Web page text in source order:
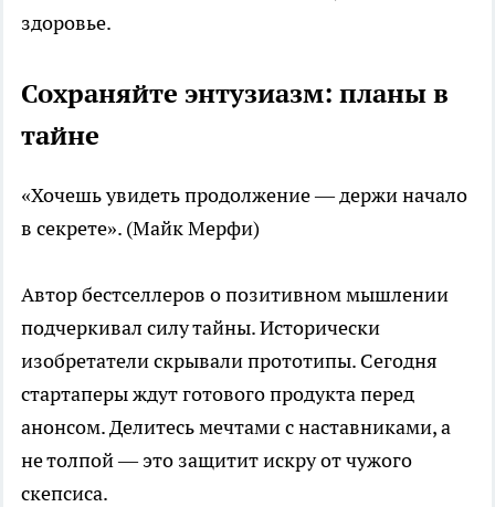
здоровье.
Сохраняйте энтузиазм: планы в
тайне
«Хочешь увидеть продолжение — держи начало
в секрете». (Майк Мерфи)
Автор бестселлеров о позитивном мышлении
подчеркивал силу тайны. Исторически
изобретатели скрывали прототипы. Сегодня
стартаперы ждут готового продукта перед
анонсом. Делитесь мечтами с наставниками, а
не толпой — это защитит искру от чужого
скепсиса.